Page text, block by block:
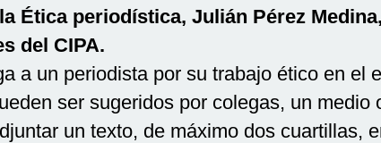
Ética periodística, Julián Pérez
del CIPA.
a un periodista por su trabajo ético en el
ser sugeridos por colegas, un medio
un texto, de máximo dos cuartillas,